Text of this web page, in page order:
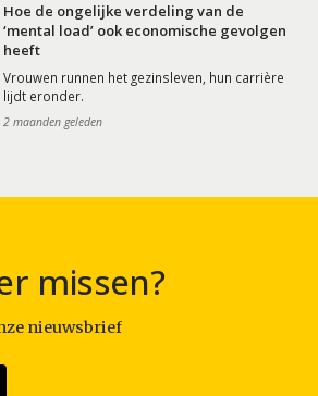
Hoe de ongelijke verdeling van de
‘mental load’ ook economische gevolgen
heeft
Vrouwen runnen het gezinsleven, hun carrière
lijdt eronder.
2 maanden geleden
missen?
nieuwsbrief